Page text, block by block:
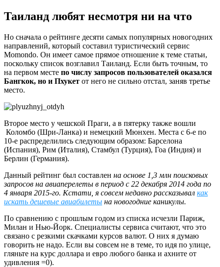
Таиланд любят несмотря ни на что
Но сначала о рейтинге десяти самых популярных новогодних
направлений, который составил туристический сервис
Momondo. Он имеет самое прямое отношение к теме статьи,
поскольку список возглавил Таиланд. Если быть точным, то
на первом месте по числу запросов пользователей оказался
Бангкок, но и Пхукет от него не сильно отстал, заняв третье
место.
Второе место у чешской Праги, а в пятерку также вошли
Коломбо (Шри-Ланка) и немецкий Мюнхен. Места с 6-е по
10-е распределились следующим образом: Барселона
(Испания), Рим (Италия), Стамбул (Турция), Гоа (Индия) и
Берлин (Германия).
Данный рейтинг был составлен на основе 1,3 млн поисковых
запросов на авиаперелеты в период с 22 декабря 2014 года по
4 января 2015-го. Кстати, я совсем недавно рассказывал как
искать дешевые авиабилеты на новогодние каникулы.
По сравнению с прошлым годом из списка исчезли Париж,
Милан и Нью-Йорк. Специалисты сервиса считают, что это
связано с резкими скачками курсов валют. О них я думаю
говорить не надо. Если вы совсем не в теме, то идя по улице,
гляньте на курс доллара и евро любого банка и ахните от
удивления =0).